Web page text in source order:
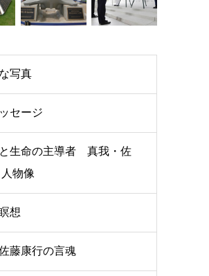
写真
セージ
生命の主導者 真我・佐
物像
想
藤康行の言魂